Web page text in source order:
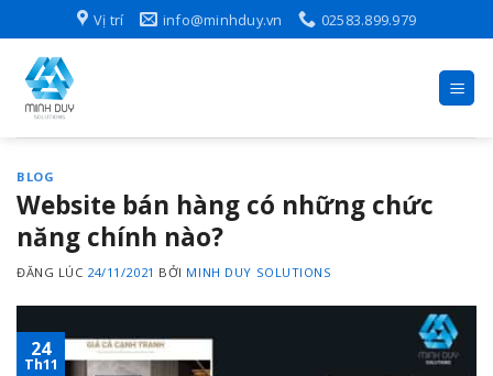
to
content
Vị trí info@minhduy.vn 02583.899.979
BLOG
Website bán hàng có những chức
năng chính nào?
ĐĂNG LÚC 24/11/2021 BỞI MINH DUY SOLUTIONS
24
Th11